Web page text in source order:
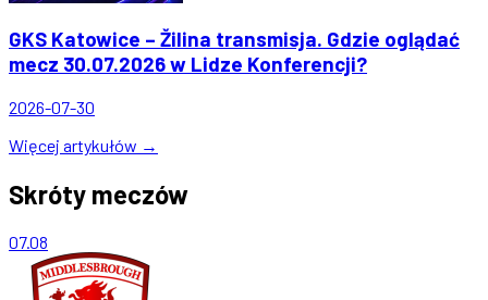
GKS Katowice – Žilina transmisja. Gdzie oglądać
mecz 30.07.2026 w Lidze Konferencji?
2026-07-30
Więcej artykułów →
Skróty meczów
07.08